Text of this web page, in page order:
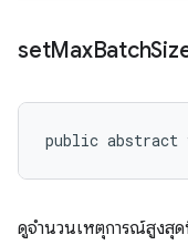
setMaxBatch
public abstract
ดูจํานวนเหตุการณ์สูงสุ